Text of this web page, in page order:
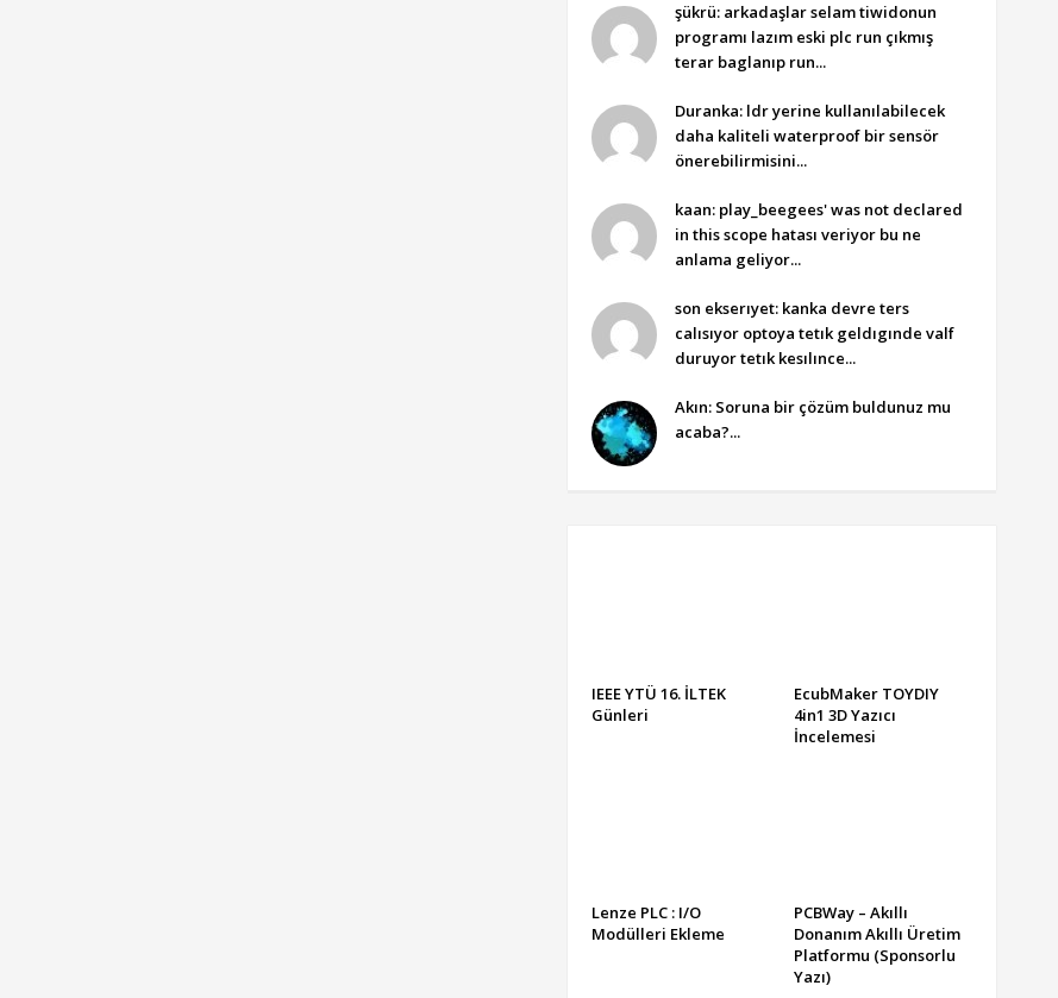
şükrü: arkadaşlar selam tiwidonun
programı lazım eski plc run çıkmış
terar baglanıp run...
Duranka: ldr yerine kullanılabilecek
daha kaliteli waterproof bir sensör
önerebilirmisini...
kaan: play_beegees' was not declared
in this scope hatası veriyor bu ne
anlama geliyor...
son ekserıyet: kanka devre ters
calısıyor optoya tetık geldıgınde valf
duruyor tetık kesılınce...
Akın: Soruna bir çözüm buldunuz mu
acaba?...
IEEE YTÜ 16. İLTEK
Günleri
EcubMaker TOYDIY
4in1 3D Yazıcı
İncelemesi
Lenze PLC : I/O
Modülleri Ekleme
PCBWay – Akıllı
Donanım Akıllı Üretim
Platformu (Sponsorlu
Yazı)